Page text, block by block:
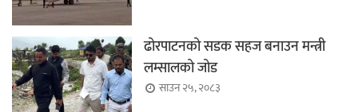
ढोरपाटनको सडक सहज बनाउन मन्त्री
लम्सालको जोड
साउन २५, २०८३